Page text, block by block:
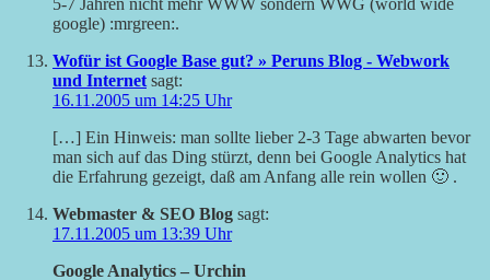
5-7 Jahren nicht mehr WWW sondern WWG (world wide
google) :mrgreen:.
Wofür ist Google Base gut? » Peruns Blog - Webwork
und Internet sagt:
16.11.2005 um 14:25 Uhr
[…] Ein Hinweis: man sollte lieber 2-3 Tage abwarten bevor
man sich auf das Ding stürzt, denn bei Google Analytics hat
die Erfahrung gezeigt, daß am Anfang alle rein wollen 🙂 .
Webmaster & SEO Blog sagt:
17.11.2005 um 13:39 Uhr
Google Analytics – Urchin